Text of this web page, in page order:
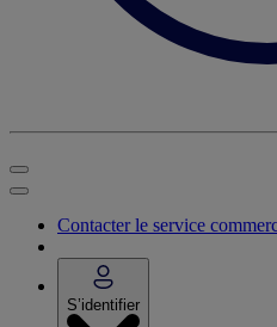
Contacter le service
S’identifier